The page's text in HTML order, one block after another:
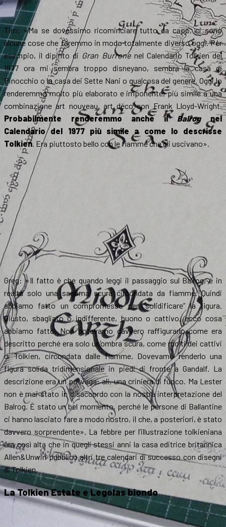
Tim: «Ma se dovessimo ricominciare tutto da capo, ci sono
alcune cose che faremmo in modo totalmente diverso oggi. Per
esempio, il dipinto di Gran Burronenel Calendario Tolkien del
1977 ora mi sembra troppo disneyano, sembra la casa di
Pinocchio o la casa dei Sette Nani o qualcosa del genere. Oggi lo
renderemmo molto più elaborato e imponente, più simile a una
combinazione art nouveau, art déco con Frank Lloyd-Wright.
Probabilmente renderemmo anche il Balrognel
Calendario del 1977 più simile a come lo descrisse
Tolkien . Era piuttosto bello con le fiamme che gli uscivano».
Greg: «Il fatto è che quando leggi il passaggio sul Balrog, è in
realtà solo una sagoma scura circondata da fiamme. Quindi
abbiamo fatto un compromesso per “solidificare” la figura.
Giusto, sbagliato o indifferente, buono o cattivo, ecco cosa
abbiamo fatto. Non potevamo davvero raffigurarlo come era
descritto perché era solo un’ombra scura, come molti dei cattivi
di Tolkien, circondata dalle fiamme. Dovevamo renderlo una
figura solida tridimensionale in piedi di fronte a Gandalf. La
descrizione era un po’ vaga: ali, una criniera di fuoco. Ma Lester
non è mai stato in disaccordo con la nostra interpretazione del
Balrog. È stato un bel momento, perché le persone di Ballantine
ci hanno lasciato fare a modo nostro, il che, a posteriori, è stato
davvero sorprendente». La febbre per l’illustrazione tolkieniana
era così alta che in quegli stessi anni la casa editrice britannica
Allen&Unwin pubblicò altri tre calendari di successo con disegni
di Tolkien.
La Tolkien Estate e Legolas biondo